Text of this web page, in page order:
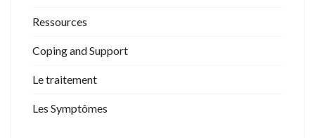
Ressources
Coping and Support
Le traitement
Les Symptômes